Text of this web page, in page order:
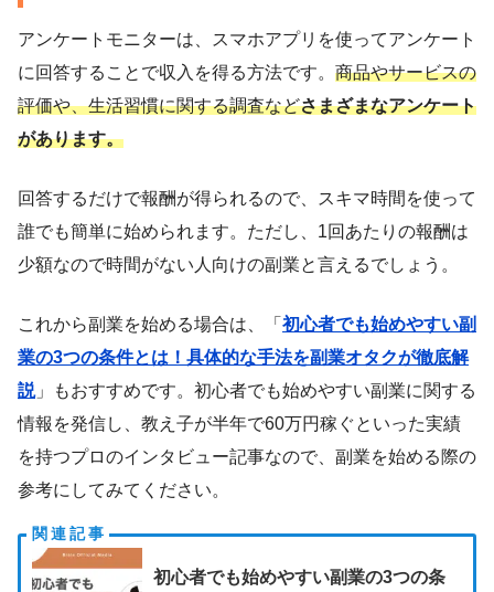
アンケートモニターは、スマホアプリを使ってアンケート
に回答することで収入を得る方法です。 商品やサービスの
評価や、生活習慣に関する調査などさまざまなアンケート
があります。
回答するだけで報酬が得られるので、スキマ時間を使って
誰でも簡単に始められます。ただし、1回あたりの報酬は
少額なので時間がない人向けの副業と言えるでしょう。
これから副業を始める場合は、「 初心者でも始めやすい副
業の3つの条件とは！具体的な手法を副業オタクが徹底解
説」もおすすめです。初心者でも始めやすい副業に関する
情報を発信し、教え子が半年で60万円稼ぐといった実績
を持つプロのインタビュー記事なので、副業を始める際の
参考にしてみてください。
初心者でも始めやすい副業の3つの条